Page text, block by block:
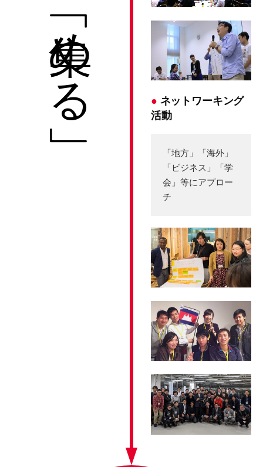
「集める」
● ネットワーキング
活動
「地方」「海外」
「ビジネス」「学
会」等にアプロー
チ